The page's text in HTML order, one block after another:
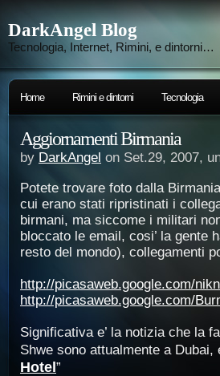
DarkAngel Blog
Tecnologia, Internet, Rimini, e dintorni…
Home Rimini e dintorni Tecnologia
Aggiornamenti Birmania
by DarkAngel on Set.29, 2007,
Potete trovare foto dalla
cui erano stati ripristinati i
birmani, ma siccome i militari
bloccato le email, cosi’ la gente
resto del mondo), collegamenti
http://picasaweb.google.com/
http://picasaweb.google.com/
Significativa e’ la notizia che la
Shwe sono attualmente a Dubai,
Hotel”